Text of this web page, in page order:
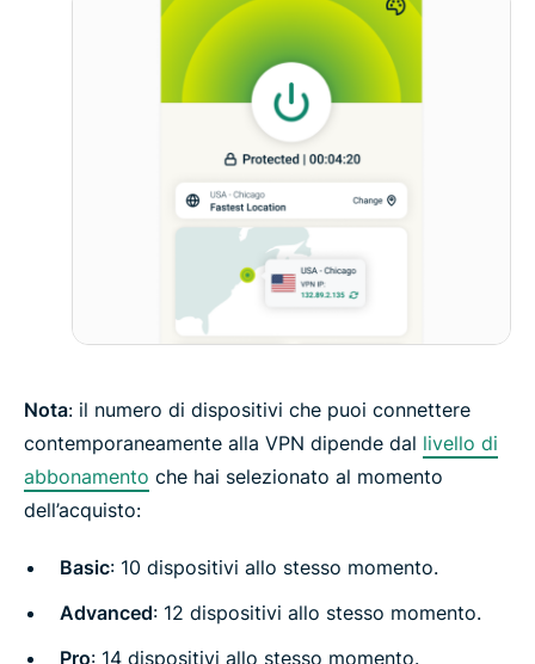
Nota: il numero di dispositivi che puoi connettere
contemporaneamente alla VPN dipende dal livello di
abbonamento che hai selezionato al momento
dell’acquisto:
Basic: 10 dispositivi allo stesso momento.
Advanced: 12 dispositivi allo stesso momento.
Pro: 14 dispositivi allo stesso momento.